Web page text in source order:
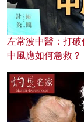
左常波中醫：打
中風應如何急救？